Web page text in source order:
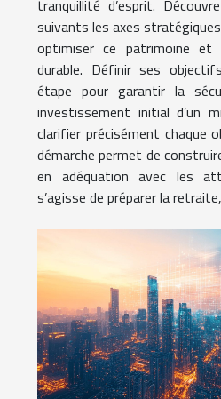
tranquillité d’esprit.
suivants les axes
optimiser ce patrimoine et
durable. Définir ses
étape pour garantir la
investissement initial d’un
clarifier précisément chaque
démarche permet de
en adéquation avec les
s’agisse de préparer la